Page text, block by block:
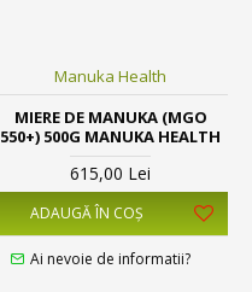
Manuka Health
MIERE DE MANUKA (MGO
550+) 500G MANUKA HEALTH
615,00 Lei
ADAUGĂ ÎN COŞ
Ai nevoie de informatii?